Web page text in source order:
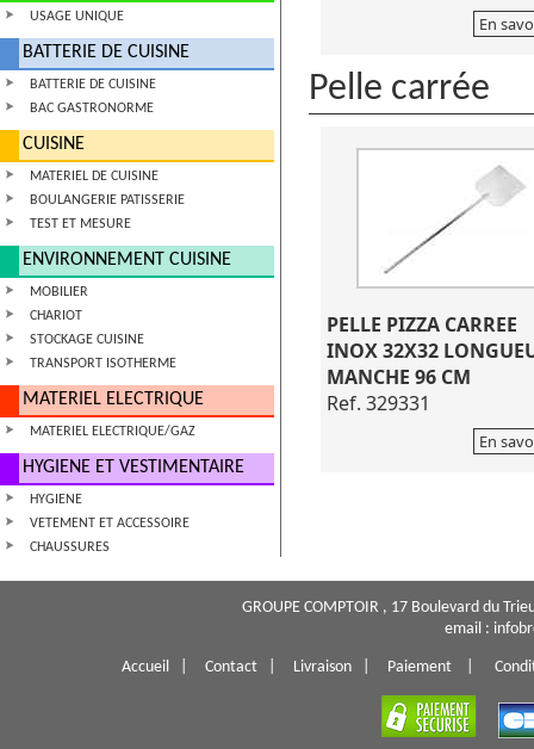
USAGE UNIQUE
BATTERIE DE CUISINE
BATTERIE DE CUISINE
BAC GASTRONORME
CUISINE
MATERIEL DE CUISINE
BOULANGERIE PATISSERIE
TEST ET MESURE
ENVIRONNEMENT CUISINE
MOBILIER
CHARIOT
STOCKAGE CUISINE
TRANSPORT ISOTHERME
MATERIEL ELECTRIQUE
MATERIEL ELECTRIQUE/GAZ
HYGIENE ET VESTIMENTAIRE
HYGIENE
VETEMENT ET ACCESSOIRE
CHAUSSURES
En
Pelle carrée
PELLE PIZZA CARREE
INOX 32X32
MANCHE 96 CM
Ref. 329331
En
GROUPE COMPTOIR , 17 Boulevard du
email :
Accueil Contact Livraison Paiement